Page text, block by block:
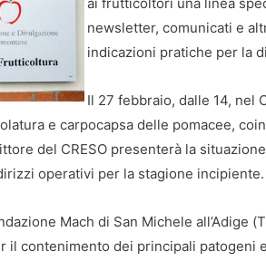
newsletter, comunicati e
indicazioni pratiche per la
Il 27 febbraio, dalle 14, nel
e carpocapsa delle pomacee,
del CRESO presenterà la
operativi per la stagione incipiente.
Mach di San Michele all’Adige
il contenimento dei principali patogeni